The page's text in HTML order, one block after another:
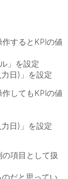
するとKPIの値
」を設定
日)」を設定
してもKPIの値
日)」を設定
項目として扱
だと思ってい